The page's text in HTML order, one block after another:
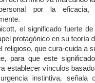
por la
el significado fuerte
protagónico en su teoría
religioso, que cura-cuida a
para que este
establecer vínculos
instintiva,